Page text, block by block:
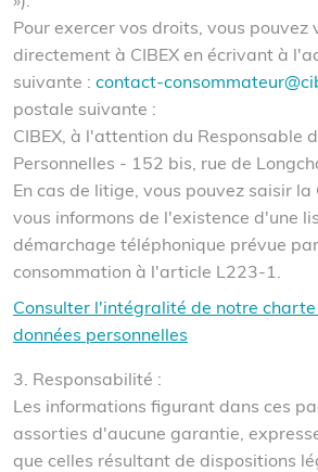
Pour exercer vos droits, vous pouvez
directement à CIBEX en écrivant à
suivante : contact-
postale suivante :
CIBEX, à l'attention du Responsable
Personnelles - 152 bis, rue de
En cas de litige, vous pouvez saisir la
vous informons de l'existence d'une
démarchage téléphonique prévue
consommation à l'article L223-1.
Consulter l'intégralité de notre
données personnelles
3. Responsabilité :
Les informations figurant dans ces
assorties d'aucune garantie,
que celles résultant de dispositions